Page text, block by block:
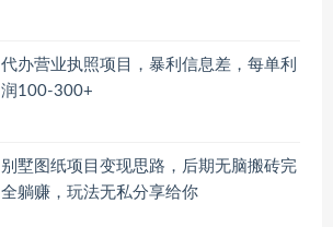
代办营业执照项目，暴利信息差，每单利
润100-300+
别墅图纸项目变现思路，后期无脑搬砖完
全躺赚，玩法无私分享给你